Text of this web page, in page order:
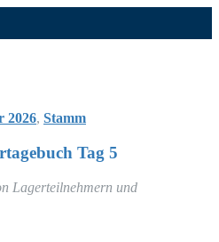
2026, Stamm
Tag 5
Lager­teil­neh­mern und